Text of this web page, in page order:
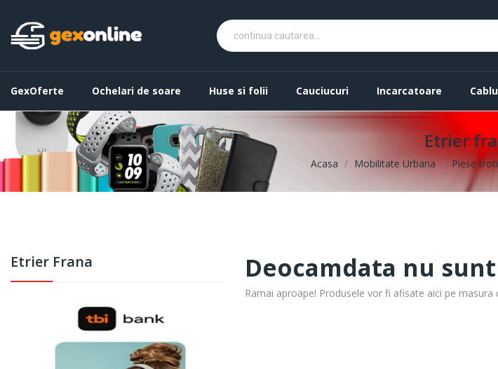
GexOferte Ochelari de soare Huse si folii Cauciucuri Incarcatoare
Etrier
Acasa Mobilitate Urbana Piese
Etrier Frana Deocamdata nu
Ramai aproape! Produsele vor fi afisate aici pe masura